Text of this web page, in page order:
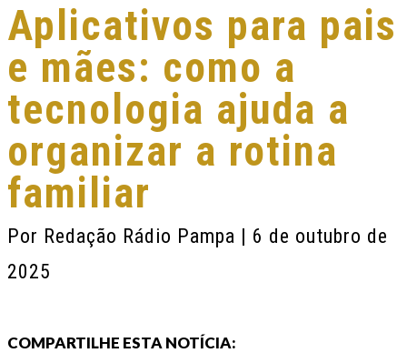
Aplicativos para pais
e mães: como a
tecnologia ajuda a
organizar a rotina
familiar
Por Redação Rádio Pampa | 6 de outubro de
2025
COMPARTILHE ESTA NOTÍCIA: